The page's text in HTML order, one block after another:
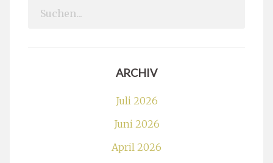
Search
ARCHIV
Juli 2026
Juni 2026
April 2026